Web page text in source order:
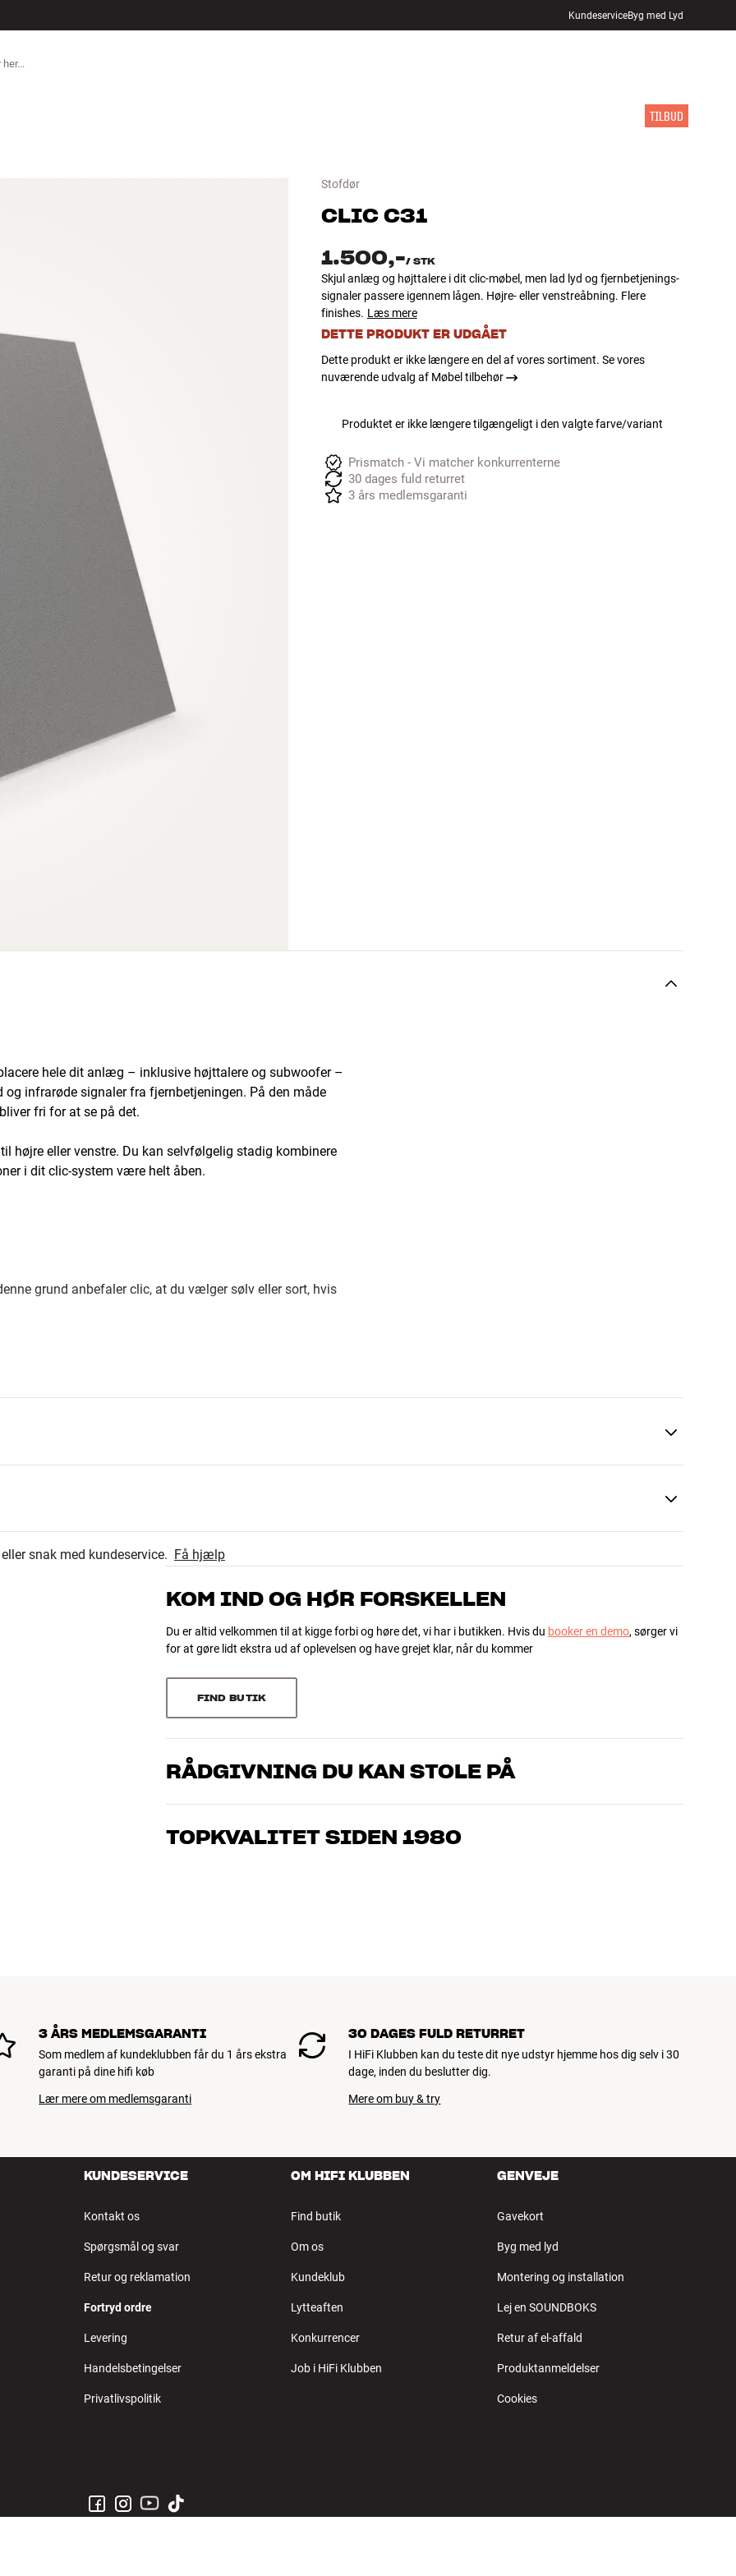
KundeserviceByg med Lyd
TILBUD
Stofdør
CLIC C31
1.500,-/ STK
Skjul anlæg og højttalere i dit clic-møbel, men lad lyd og fjernbetjenings-
signaler passere igennem lågen. Højre- eller venstreåbning. Flere
finishes. Læs mere
DETTE PRODUKT ER UDGÅET
Dette produkt er ikke længere en del af vores sortiment. Se vores
nuværende udvalg af Møbel tilbehør
Produktet er ikke længere tilgængeligt i den valgte farve/variant
Prismatch - Vi matcher konkurrenterne
30 dages fuld returret
3 års medlemsgaranti
hele dit anlæg – inklusive højttalere og subwoofer –
infrarøde signaler fra fjernbetjeningen. På den måde
fri for at se på det.
højre eller venstre. Du kan selvfølgelig stadig kombinere
i dit clic-system være helt åben.
grund anbefaler clic, at du vælger sølv eller sort, hvis
snak med kundeservice. Få hjælp
KOM IND OG HØR FORSKELLEN
Du er altid velkommen til at kigge forbi og høre det, vi har i butikken. Hvis du booker en demo, sørger vi
for at gøre lidt ekstra ud af oplevelsen og have grejet klar, når du kommer
FIND BUTIK
RÅDGIVNING DU KAN STOLE PÅ
Vores medarbejdere er ægte entusiaster, som kender produkterne og brænder for den gode lyd til både
dig og dit budget
TOPKVALITET SIDEN 1980
3 ÅRS MEDLEMSGARANTI
Som medlem af kundeklubben får du 1 års ekstra
garanti på dine hifi køb
Lær mere om medlemsgaranti
30 DAGES FULD RETURRET
I HiFi Klubben kan du teste dit nye udstyr hjemme hos dig selv i 30
dage, inden du beslutter dig.
Mere om buy & try
KUNDESERVICE
Kontakt os
Spørgsmål og svar
Retur og reklamation
Fortryd ordre
Levering
Handelsbetingelser
Privatlivspolitik
OM HIFI KLUBBEN
Find butik
Om os
Kundeklub
Lytteaften
Konkurrencer
Job i HiFi Klubben
GENVEJE
Gavekort
Byg med lyd
Montering og installation
Lej en SOUNDBOKS
Retur af el-affald
Produktanmeldelser
Cookies